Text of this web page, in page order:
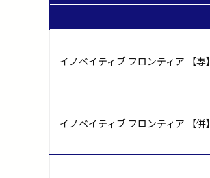
イノベイティブ フロンティア 【専】
イノベイティブ フロンティア 【併】